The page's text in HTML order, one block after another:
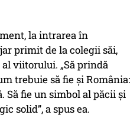
la intrarea în
primit de la colegii săi,
viitorului. „Să prindă
trebuie să fie și România:
Să fie un simbol al păcii și
solid”, a spus ea.